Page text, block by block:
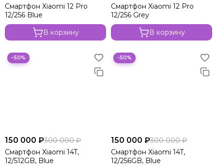
Смартфон Xiaomi 12 Pro
12/256 Blue
В корзину
Смартфон Xiaomi 12 Pro
12/256 Grey
В корзину
−50%
150 000 ₽300 000 ₽
Смартфон Xiaomi 14T,
12/512GB, Blue
−50%
150 000 ₽300 000 ₽
Смартфон Xiaomi 14T,
12/256GB, Blue